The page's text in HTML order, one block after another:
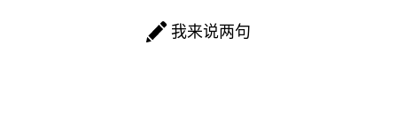
我来说两句